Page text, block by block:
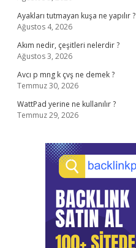
Ayakları tutmayan kuşa ne yapılır ?
Ağustos 4, 2026
Akım nedir, çeşitleri nelerdir ?
Ağustos 3, 2026
Avcı p mng k çvş ne demek ?
Temmuz 30, 2026
WattPad yerine ne kullanılır ?
Temmuz 29, 2026